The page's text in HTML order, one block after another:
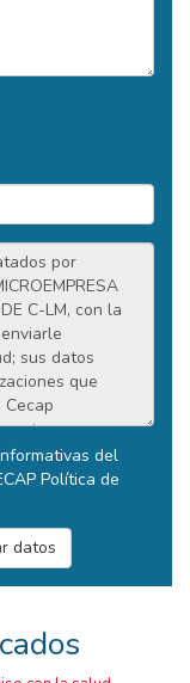
del
Política de